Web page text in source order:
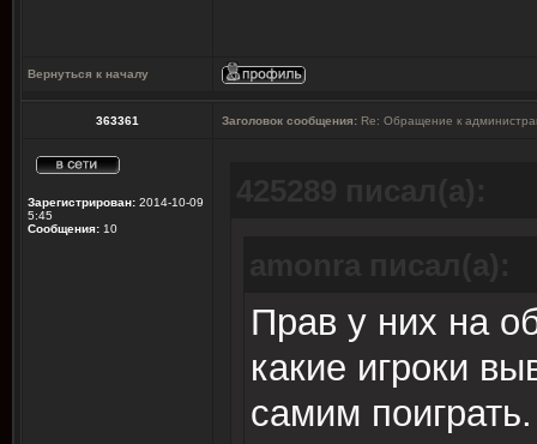
Вернуться к началу
363361 Заголовок сообщения: Re: Обращение к
Зарегистрирован: 2014-10-09
5:45
Сообщения: 10
Прав у них на
какие игроки
самим